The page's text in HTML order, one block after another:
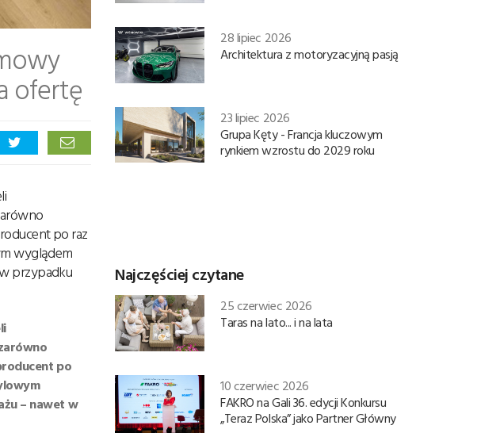
ofertę
po raz
wyglądem
przypadku
po
– nawet w
28 lipiec 2026
Architektura z motoryzacyjną pasją
23 lipiec 2026
Grupa Kęty - Francja kluczowym
rynkiem wzrostu do 2029 roku
Najczęściej czytane
25 czerwiec 2026
Taras na lato... i na lata
10 czerwiec 2026
FAKRO na Gali 36. edycji Konkursu
„Teraz Polska” jako Partner Główny